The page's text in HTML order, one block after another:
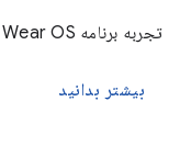
تجربه برنامه Wear OS خود را برای کودکان بهینه کنید.
بیشتر بدانید